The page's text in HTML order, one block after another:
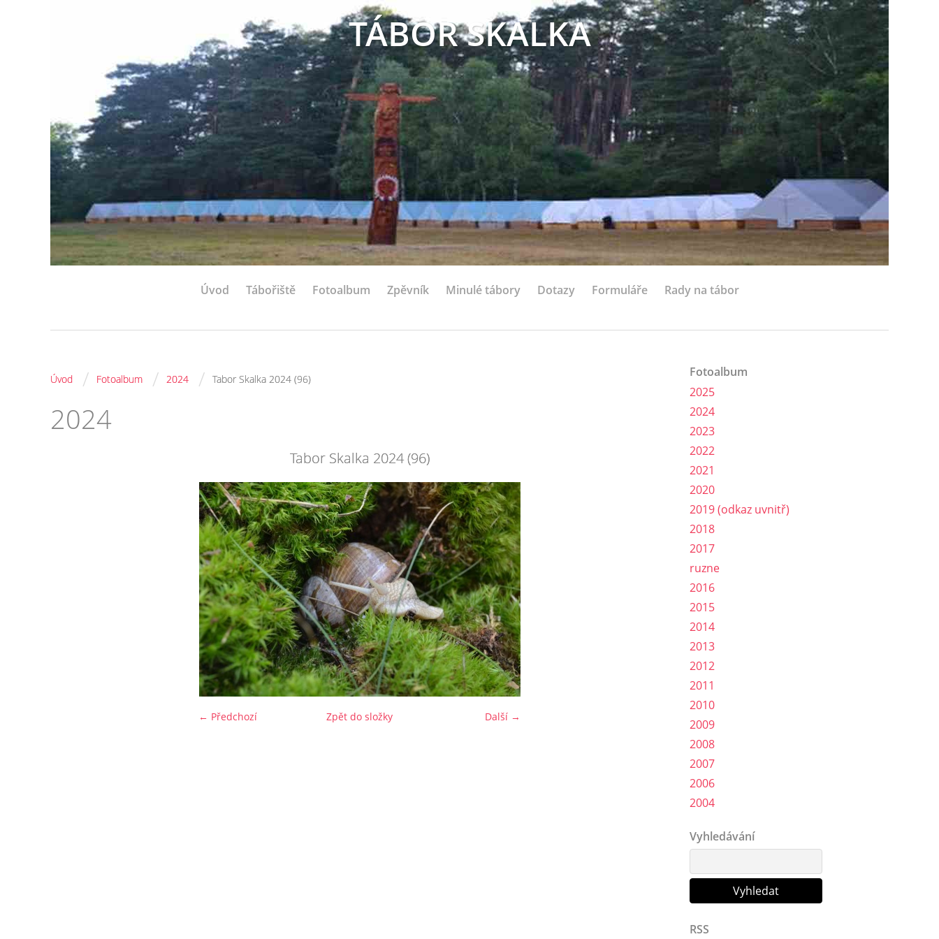
TÁBOR SKALKA
Úvod Tábořiště Fotoalbum Zpěvník Minulé tábory Dotazy Formuláře Rady na tábor
Úvod / Fotoalbum / 2024 / Tabor Skalka 2024 (96)
2024
Tabor Skalka 2024 (96)
← Předchozí Další →
Zpět do složky
Fotoalbum
2025
2024
2023
2022
2021
2020
2019 (odkaz uvnitř)
2018
2017
ruzne
2016
2015
2014
2013
2012
2011
2010
2009
2008
2007
2006
2004
Vyhledávání
RSS